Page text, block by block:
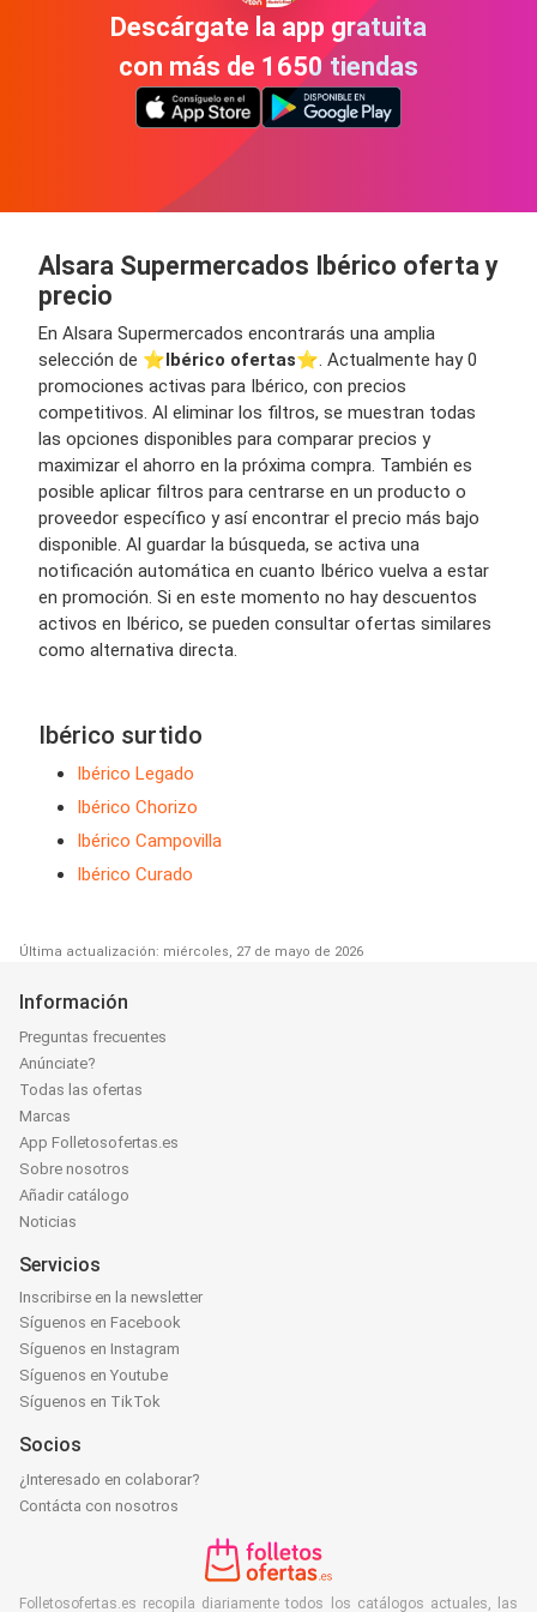
Descárgate la app gratuita
con más de 1650 tiendas
Alsara Supermercados Ibérico oferta y
precio
En Alsara Supermercados encontrarás una amplia
selección de ⭐️Ibérico ofertas⭐️. Actualmente hay 0
promociones activas para Ibérico, con precios
competitivos. Al eliminar los filtros, se muestran todas
las opciones disponibles para comparar precios y
maximizar el ahorro en la próxima compra. También es
posible aplicar filtros para centrarse en un producto o
proveedor específico y así encontrar el precio más bajo
disponible. Al guardar la búsqueda, se activa una
notificación automática en cuanto Ibérico vuelva a estar
en promoción. Si en este momento no hay descuentos
activos en Ibérico, se pueden consultar ofertas similares
como alternativa directa.
Ibérico surtido
Ibérico Legado
Ibérico Chorizo
Ibérico Campovilla
Ibérico Curado
Última actualización: miércoles, 27 de mayo de 2026
Información
Preguntas frecuentes
Anúnciate?
Todas las ofertas
Marcas
App Folletosofertas.es
Sobre nosotros
Añadir catálogo
Noticias
Servicios
Inscribirse en la newsletter
Síguenos en Facebook
Síguenos en Instagram
Síguenos en Youtube
Síguenos en TikTok
Socios
¿Interesado en colaborar?
Contácta con nosotros
Folletosofertas.es recopila diariamente todos los catálogos actuales, las